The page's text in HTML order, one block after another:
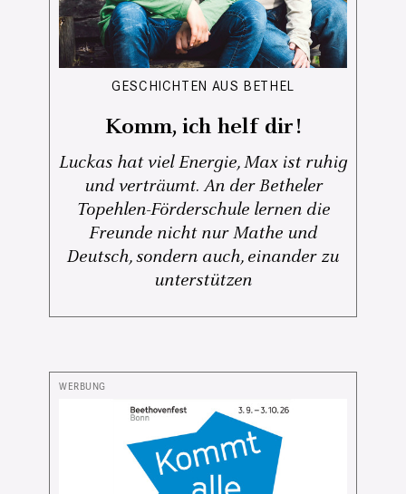
GESCHICHTEN AUS BETHEL
Komm, ich helf dir!
Luckas hat viel Energie, Max ist ruhig
und verträumt. An der Betheler
Topehlen-Förderschule lernen die
Freunde nicht nur Mathe und
Deutsch, sondern auch, einander zu
unterstützen